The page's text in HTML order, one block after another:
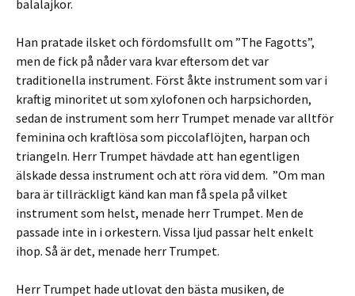
balalajkor.
Han pratade ilsket och fördomsfullt om ”The Fagotts”,
men de fick på nåder vara kvar eftersom det var
traditionella instrument. Först åkte instrument som var i
kraftig minoritet ut som xylofonen och harpsichorden,
sedan de instrument som herr Trumpet menade var alltför
feminina och kraftlösa som piccolaflöjten, harpan och
triangeln. Herr Trumpet hävdade att han egentligen
älskade dessa instrument och att röra vid dem. ”Om man
bara är tillräckligt känd kan man få spela på vilket
instrument som helst, menade herr Trumpet. Men de
passade inte in i orkestern. Vissa ljud passar helt enkelt
ihop. Så är det, menade herr Trumpet.
Herr Trumpet hade utlovat den bästa musiken, de